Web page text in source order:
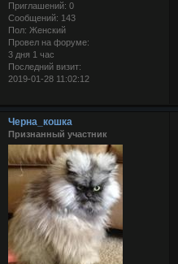
Приглашений: 0
Сообщений: 143
Пол: Женский
Провел на форуме:
3 дня 1 час
Последний визит:
2019-01-28 11:02:12
Черна_кошка
Признанный участник